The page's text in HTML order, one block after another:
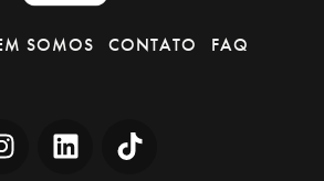
SOMOS CONTATO
FAQ